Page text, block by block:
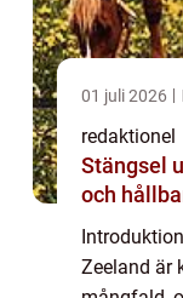
01 juli 2026
redaktionel
Stängsel uppsala så
och
Zeeland är